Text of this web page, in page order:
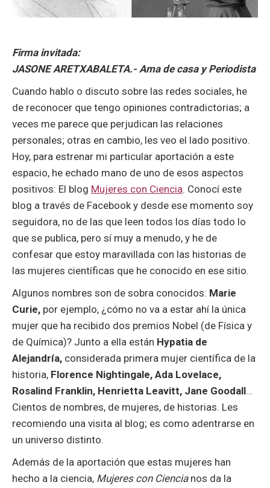
Firma invitada:
JASONE ARETXABALETA.- Ama de casa y Periodista
Cuando hablo o discuto sobre las redes sociales, he
de reconocer que tengo opiniones contradictorias; a
veces me parece que perjudican las relaciones
personales; otras en cambio, les veo el lado positivo.
Hoy, para estrenar mi particular aportación a este
espacio, he echado mano de uno de esos aspectos
positivos: El blog Mujeres con Ciencia. Conocí este
blog a través de Facebook y desde ese momento soy
seguidora, no de las que leen todos los días todo lo
que se publica, pero sí muy a menudo, y he de
confesar que estoy maravillada con las historias de
las mujeres científicas que he conocido en ese sitio.
Algunos nombres son de sobra conocidos: Marie
Curie, por ejemplo, ¿cómo no va a estar ahí la única
mujer que ha recibido dos premios Nobel (de Física y
de Química)? Junto a ella están Hypatia de
Alejandría, considerada primera mujer científica de la
historia, Florence Nightingale, Ada Lovelace,
Rosalind Franklin, Henrietta Leavitt, Jane Goodall…
Cientos de nombres, de mujeres, de historias. Les
recomiendo una visita al blog; es como adentrarse en
un universo distinto.
Además de la aportación que estas mujeres han
hecho a la ciencia, Mujeres con Ciencianos da la